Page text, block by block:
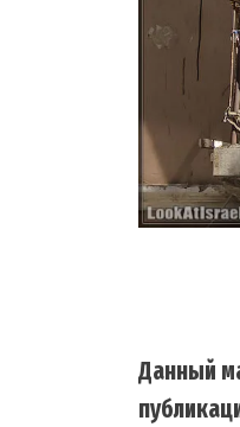
Данный